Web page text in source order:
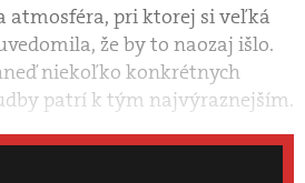
atmosféra, pri ktorej si veľká
že by to naozaj išlo.
niekoľko konkrétnych
patrí k tým najvýraznejším.